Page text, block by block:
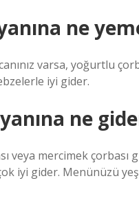
ne
varsa, yoğurtlu
iyi gider.
yanına ne
veya mercimek
iyi gider. Menünüzü